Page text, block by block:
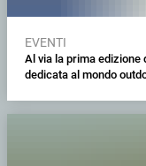
EVENTI
Al via la prima edizione
dedicata al mondo